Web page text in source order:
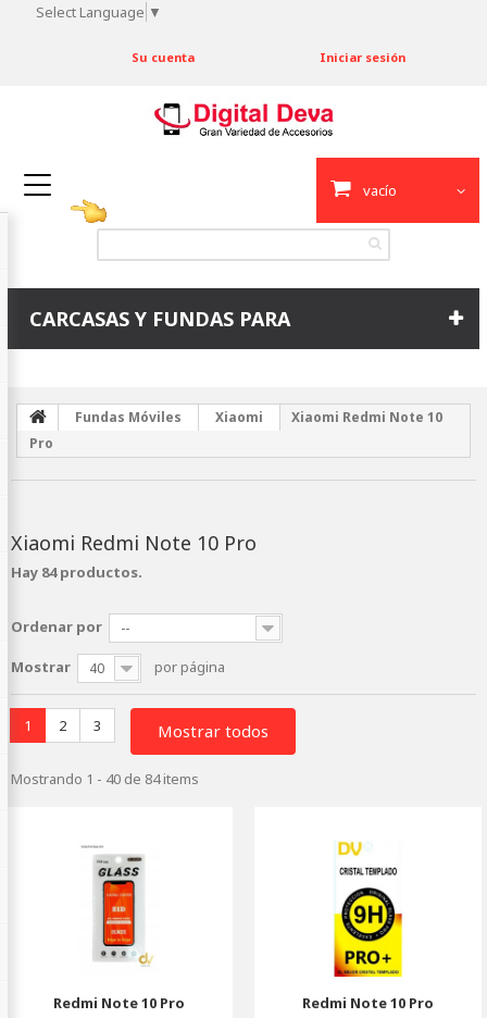
Select Language ▼
Iniciar sesión
Su cuenta
vacío
CARCASAS Y FUNDAS PARA
Fundas Móviles Xiaomi
Xiaomi Redmi Note 10
Pro
Xiaomi Redmi Note 10 Pro
Hay 84 productos.
Ordenar por --
Mostrar 40 por página
Mostrar todos
1 2 3
Mostrando 1 - 40 de 84 items
Redmi Note 10 Pro
Redmi Note 10 Pro